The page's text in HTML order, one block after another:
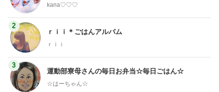
kana♡♡♡
2
ｒｉｉ＊ごはんアルバム
ｒｉｉ
3
運動部寮母さんの毎日お弁当☆毎日ごはん☆
☆はーちゃん☆